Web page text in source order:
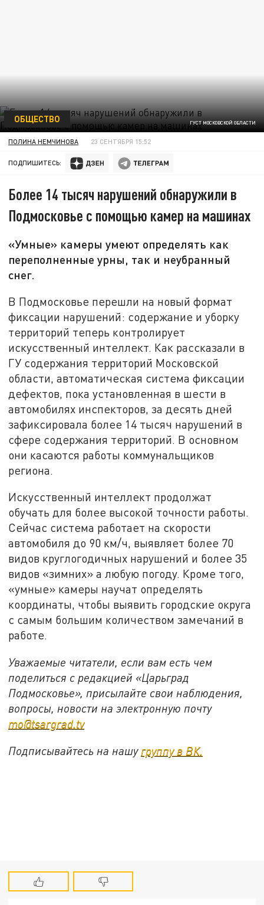
ГУСТ МОСКОВСКОЙ ОБЛАСТИ
ОБЩЕСТВО
ПОЛИНА НЕМЧИНОВА 23 СЕНТЯБРЯ 15:52
ПОДПИШИТЕСЬ:
Более 14 тысяч нарушений обнаружили в
Подмосковье с помощью камер на машинах
«Умные» камеры умеют определять как
переполненные урны, так и неубранный
снег.
В Подмосковье перешли на новый формат
фиксации нарушений: содержание и уборку
территорий теперь контролирует
искусственный интеллект. Как рассказали в
ГУ содержания территорий Московской
области, автоматическая система фиксации
дефектов, пока установленная в шести в
автомобилях инспекторов, за десять дней
зафиксировала более 14 тысяч нарушений в
сфере содержания территорий. В основном
они касаются работы коммунальщиков
региона.
Искусственный интеллект продолжат
обучать для более высокой точности работы.
Сейчас система работает на скорости
автомобиля до 90 км/ч, выявляет более 70
видов круглогодичных нарушений и более 35
видов «зимних» а любую погоду. Кроме того,
«умные» камеры научат определять
координаты, чтобы выявить городские округа
с самым большим количеством замечаний в
работе.
Уважаемые читатели, если вам есть чем
поделиться с редакцией «Царьград
Подмосковье», присылайте свои наблюдения,
вопросы, новости на электронную почту
mo@tsargrad.tv
Подписывайтесь на нашу группу в ВК.